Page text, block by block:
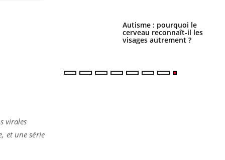
virales
et une série
Autisme : pourquoi le
cerveau reconnaît-il les
visages autrement ?